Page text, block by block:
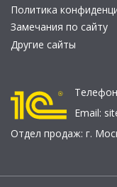
Политика
Замечания по сайту
Другие сайты
Email:
Отдел продаж: г.